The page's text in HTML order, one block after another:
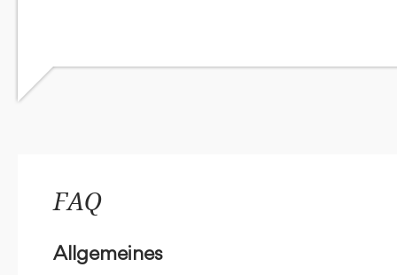
FAQ
Allgemeines